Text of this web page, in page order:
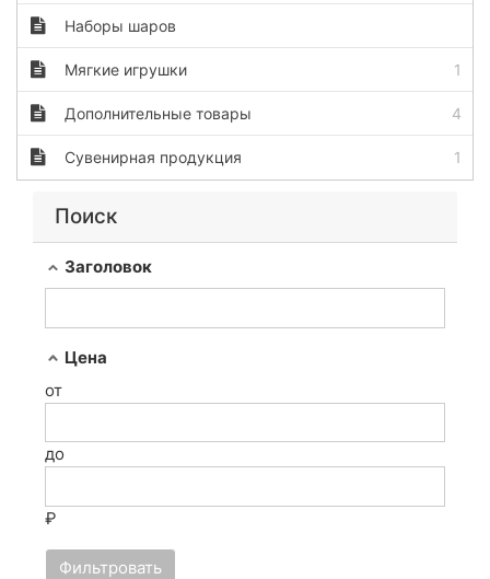
Наборы шаров
1
Мягкие игрушки
4
Дополнительные товары
1
Сувенирная продукция
Поиск
Заголовок
Цена
от
до
₽
Фильтровать